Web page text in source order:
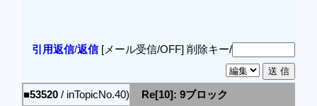
引用返信/返信[メール受信/OFF] 削除キー/
■53520 / inTopicNo.40)
Re[10]: 9ブロック